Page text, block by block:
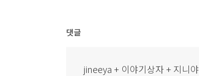
댓글
jineeya + 이야기상자 + 지니야